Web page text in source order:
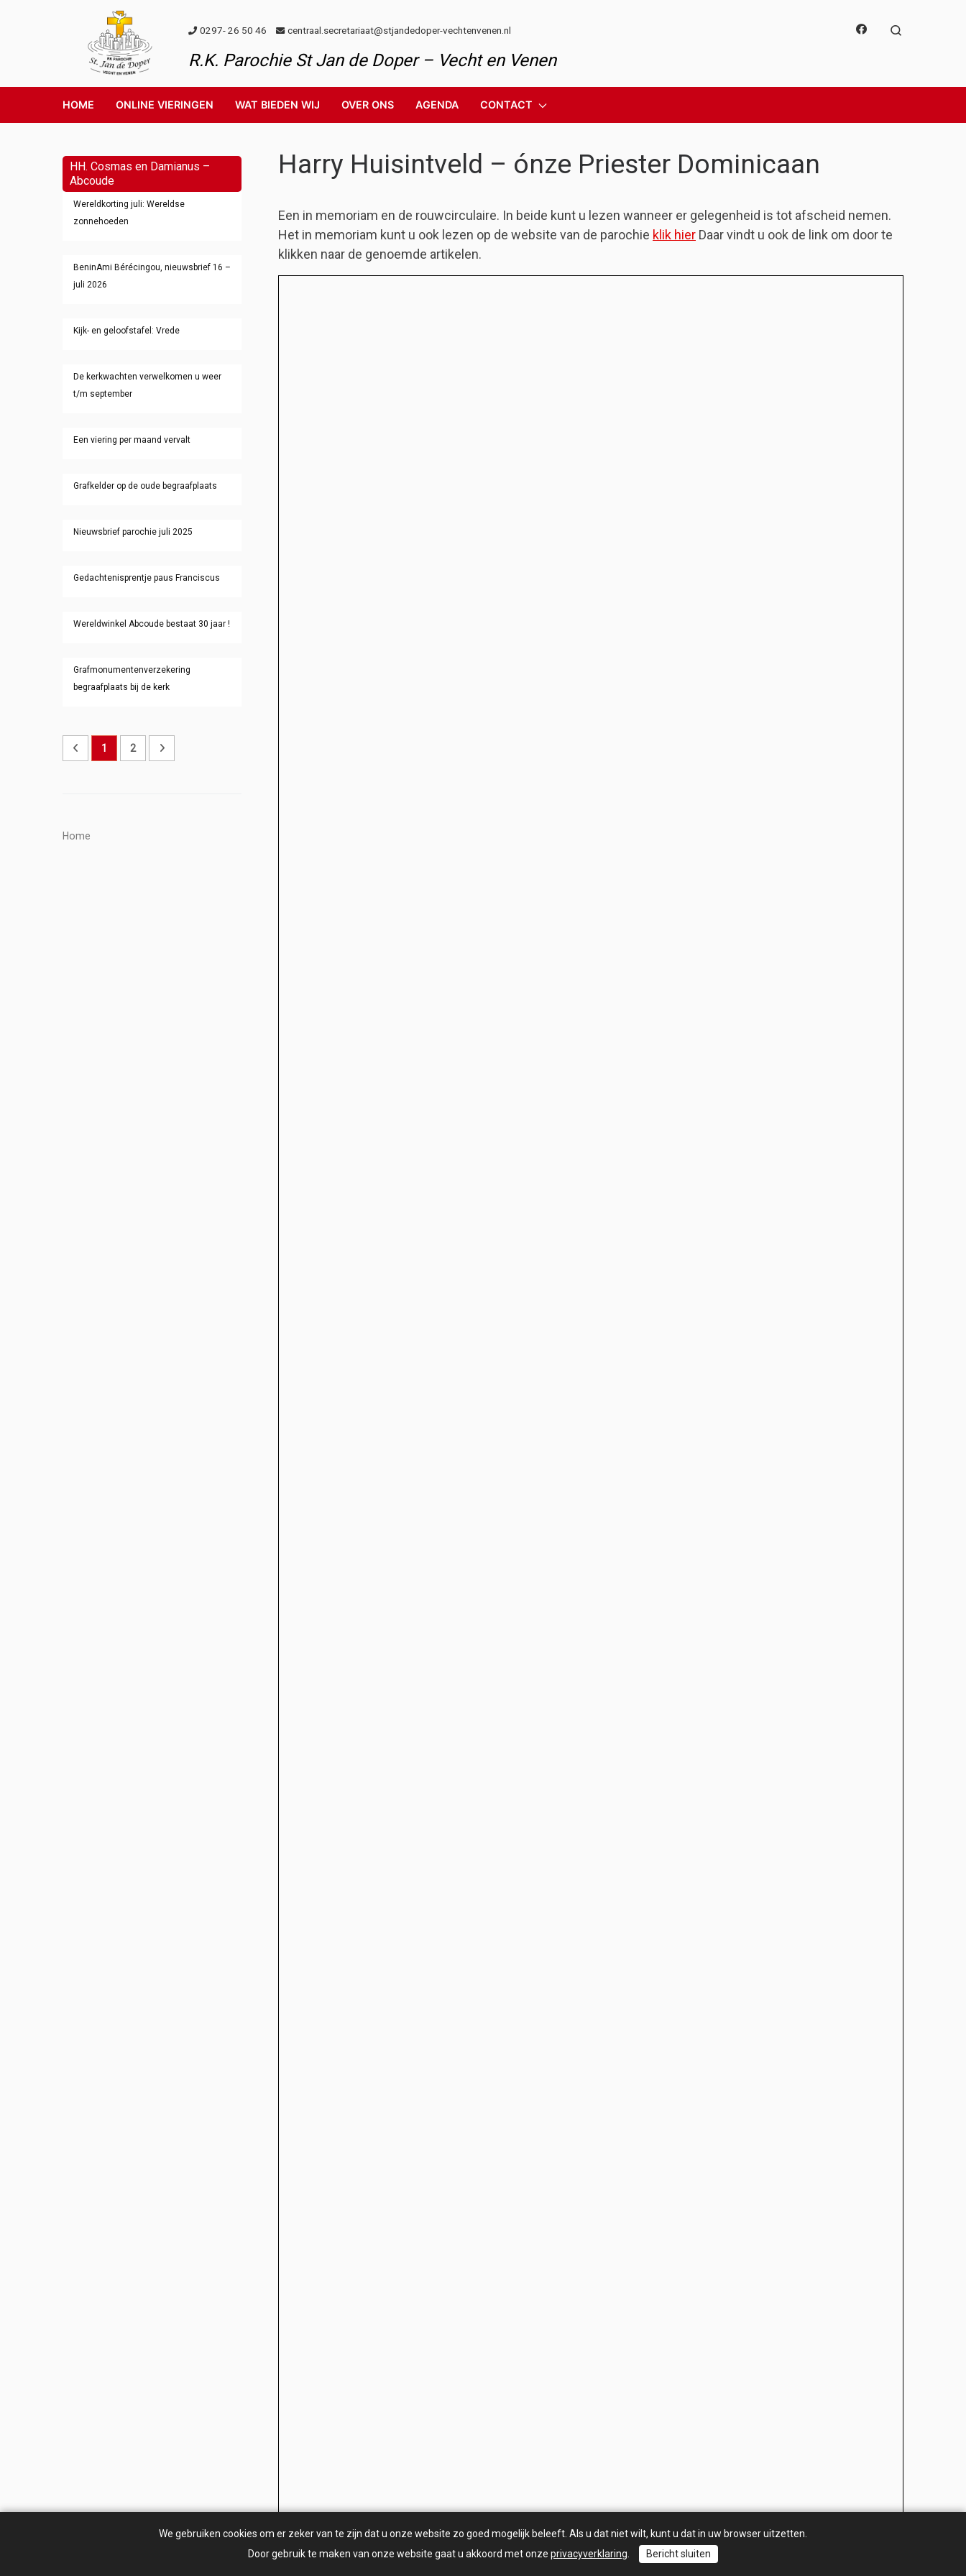
0297- 26 50 46 centraal.secretariaat@stjandedoper-vechtenvenen.nl
R.K. Parochie St Jan de Doper – Vecht en Venen
HOME ONLINE VIERINGEN WAT BIEDEN WIJ OVER ONS AGENDA CONTACT
Harry Huisintveld – ónze Priester Dominicaan
Een in memoriam en de rouwcirculaire. In beide kunt u lezen wanneer er gelegenheid is tot afscheid nemen.
Het in memoriam kunt u ook lezen op de website van de parochie klik hier Daar vindt u ook de link om door te
klikken naar de genoemde artikelen.
HH. Cosmas en Damianus –
Abcoude
Wereldkorting juli: Wereldse
zonnehoeden
BeninAmi Bérécingou, nieuwsbrief 16 –
juli 2026
Kijk- en geloofstafel: Vrede
De kerkwachten verwelkomen u weer
t/m september
Een viering per maand vervalt
Grafkelder op de oude begraafplaats
Nieuwsbrief parochie juli 2025
Gedachtenisprentje paus Franciscus
Wereldwinkel Abcoude bestaat 30 jaar !
Grafmonumentenverzekering
begraafplaats bij de kerk
1 2
Home
We gebruiken cookies om er zeker van te zijn dat u onze website zo goed mogelijk beleeft. Als u dat niet wilt, kunt u dat in uw browser uitzetten.
Door gebruik te maken van onze website gaat u akkoord met onze privacyverklaring Bericht sluiten